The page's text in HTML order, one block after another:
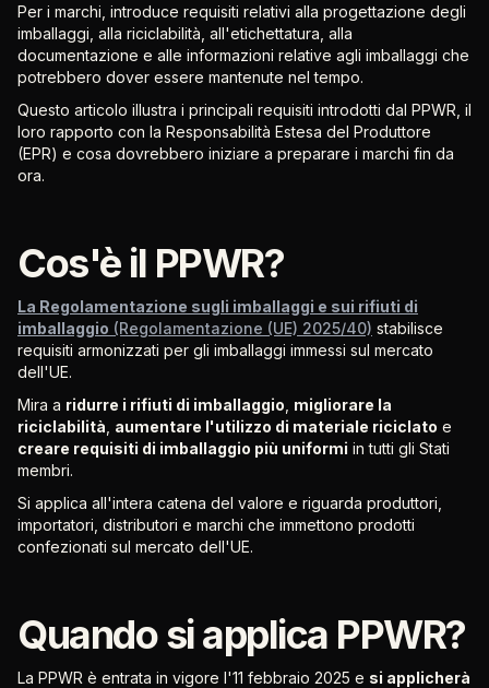
Per i marchi, introduce requisiti relativi alla progettazione degli
imballaggi, alla riciclabilità, all'etichettatura, alla
documentazione e alle informazioni relative agli imballaggi che
potrebbero dover essere mantenute nel tempo.
Questo articolo illustra i principali requisiti introdotti dal PPWR, il
loro rapporto con la Responsabilità Estesa del Produttore
(EPR) e cosa dovrebbero iniziare a preparare i marchi fin da
ora.
Cos'è il PPWR?
La Regolamentazione sugli imballaggi e sui rifiuti di
imballaggio (Regolamentazione (UE) 2025/40) stabilisce
requisiti armonizzati per gli imballaggi immessi sul mercato
dell'UE.
Mira a ridurre i rifiuti di imballaggio migliorare la
riciclabilità aumentare l'utilizzo di materiale riciclato e
creare requisiti di imballaggio più uniformi in tutti gli Stati
membri.
Si applica all'intera catena del valore e riguarda produttori,
importatori, distributori e marchi che immettono prodotti
confezionati sul mercato dell'UE.
Quando si applica PPWR?
La PPWR è entrata in vigore l'11 febbraio 2025 e si applicherà